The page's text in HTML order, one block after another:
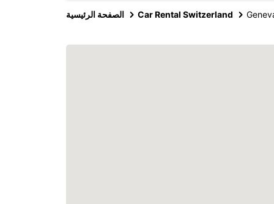
الصفحة الرئيسية Car Rental Switzerland